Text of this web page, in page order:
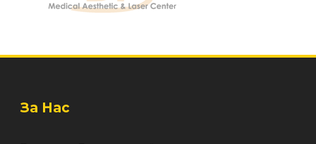
За Нас